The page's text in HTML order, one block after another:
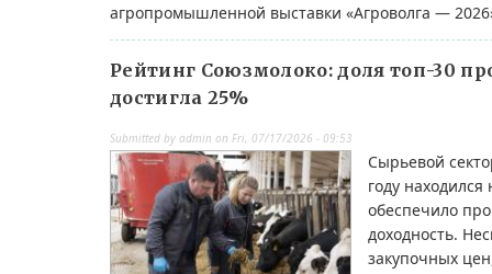
агропромышленной выставки «Агроволга —
Рейтинг Союзмолоко: доля топ-30
достигла 25%
Submitted by admin on Fri, 07/17/2026 - 09:53
Сырьевой
году
обеспечило
доходность.
закупочных